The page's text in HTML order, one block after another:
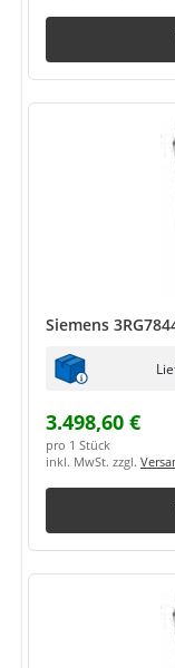
Siemens
3.498,60 €
pro 1 Stück
inkl. MwSt. zzgl.